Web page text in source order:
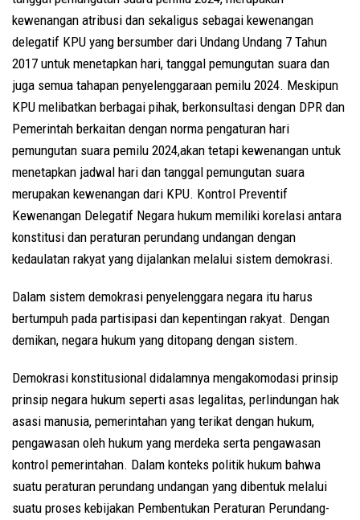
kewenangan atribusi dan sekaligus sebagai kewenangan
delegatif KPU yang bersumber dari Undang Undang 7 Tahun
2017 untuk menetapkan hari, tanggal pemungutan suara dan
juga semua tahapan penyelenggaraan pemilu 2024. Meskipun
KPU melibatkan berbagai pihak, berkonsultasi dengan DPR dan
Pemerintah berkaitan dengan norma pengaturan hari
pemungutan suara pemilu 2024,akan tetapi kewenangan untuk
menetapkan jadwal hari dan tanggal pemungutan suara
merupakan kewenangan dari KPU. Kontrol Preventif
Kewenangan Delegatif Negara hukum memiliki korelasi antara
konstitusi dan peraturan perundang undangan dengan
kedaulatan rakyat yang dijalankan melalui sistem demokrasi.
Dalam sistem demokrasi penyelenggara negara itu harus
bertumpuh pada partisipasi dan kepentingan rakyat. Dengan
demikan, negara hukum yang ditopang dengan sistem.
Demokrasi konstitusional didalamnya mengakomodasi prinsip
prinsip negara hukum seperti asas legalitas, perlindungan hak
asasi manusia, pemerintahan yang terikat dengan hukum,
pengawasan oleh hukum yang merdeka serta pengawasan
kontrol pemerintahan. Dalam konteks politik hukum bahwa
suatu peraturan perundang undangan yang dibentuk melalui
suatu proses kebijakan Pembentukan Peraturan Perundang-